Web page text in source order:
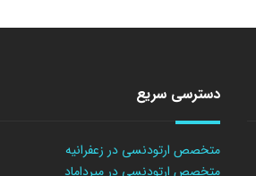
دسترسی سریع
متخصص ارتودنسی در زعفرانیه
متخصص ارتودنسی در میرداماد